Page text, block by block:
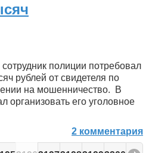
полиции потребовал
рублей от свидетеля по
на мошенничество. В
организовать его уголовное
2 комментария